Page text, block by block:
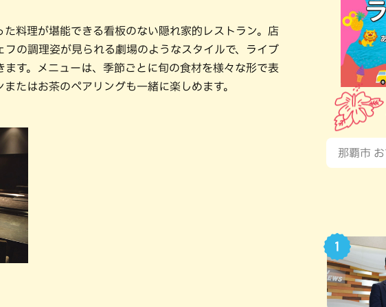
料理が堪能できる看板のない隠れ家的レストラン。店
の調理姿が見られる劇場のようなスタイルで、ライブ
す。メニューは、季節ごとに旬の食材を様々な形で表
たはお茶のペアリングも一緒に楽しめます。